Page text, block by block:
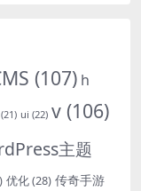
(107) h
(21) ui (22) v (106)
主题
优化(28) 传奇手游